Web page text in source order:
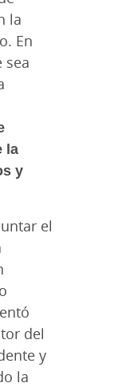
la
En
sea
la
y
el
del
y
la